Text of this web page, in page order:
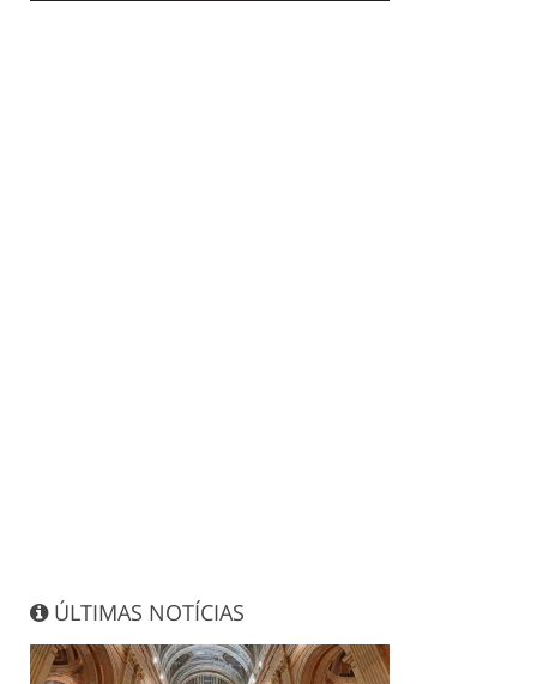
ÚLTIMAS NOTÍCIAS